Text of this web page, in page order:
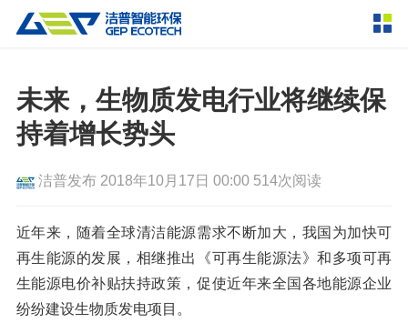
双轴撕碎机 单轴撕碎机
垃圾破袋机 移动式撕碎站
粉碎设备
环锤式粉碎机 鼓式粉碎机
轮胎钢丝分离机
破碎设备
反击式破碎机
挤压成型设备
解决方案
服务支持
新闻资讯
走进洁普
未来，生物质发电行业将继续保
持着增长势头
洁普发布 2018年10月17日 00:00 514次阅读
近年来，随着全球清洁能源需求不断加大，我国为加快可
再生能源的发展，相继推出《可再生能源法》和多项可再
生能源电价补贴扶持政策，促使近年来全国各地能源企业
纷纷建设生物质发电项目。